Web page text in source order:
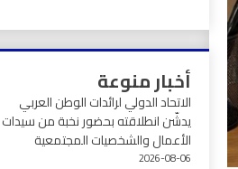
أخبار منوعة
الاتحاد الدولي لرائدات الوطن العربي
يدشّن انطلاقته بحضور نخبة من سيدات
الأعمال والشخصيات المجتمعية
2026-08-06